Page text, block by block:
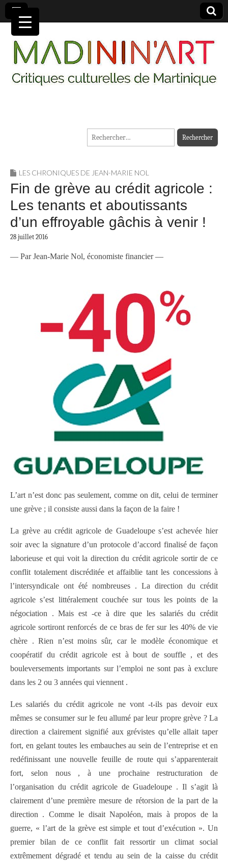
MADININ'ART
Rechercher :
LES CHRONIQUES DE JEAN-MARIE NOL
Fin de grève au crédit agricole :
Les tenants et aboutissants
d’un effroyable gâchis à venir !
28 juillet 2016
— Par Jean-Marie Nol, économiste financier —
L’art n’est donc pas seulement, comme on dit, celui de terminer
une grève ; il consiste aussi dans la façon de la faire !
La grève au crédit agricole de Guadeloupe s’est achevée hier
soir avec la signature d’un protocole d’accord finalisé de façon
laborieuse et qui voit la direction du crédit agricole sortir de ce
conflit totalement discréditée et affaiblie tant les concessions à
l’intersyndicale ont été nombreuses . La direction du crédit
agricole s’est littéralement couchée sur tous les points de la
négociation . Mais est -ce à dire que les salariés du crédit
agricole sortiront renforcés de ce bras de fer sur les 40% de vie
chère . Rien n’est moins sûr, car le modèle économique et
coopératif du crédit agricole est à bout de souffle , et des
bouleversements importants sur l’emploi ne sont pas à exclure
dans les 2 ou 3 années qui viennent .
Les salariés du crédit agricole ne vont -t-ils pas devoir eux
mêmes se consumer sur le feu allumé par leur propre grève ? La
direction a clairement signifié aux grévistes qu’elle allait taper
fort, en gelant toutes les embauches au sein de l’entreprise et en
redéfinissant une nouvelle feuille de route qui s’apparenterait
fort, selon nous , à une prochaine restructuration de
l’organisation du crédit agricole de Guadeloupe . Il s’agit là
clairement d’une première mesure de rétorsion de la part de la
direction . Comme le disait Napoléon, mais à propos de la
guerre, « l’art de la grève est simple et tout d’exécution ». Un
premier bilan de ce conflit fait ressortir un climat social
extrêmement dégradé et tendu au sein de la caisse du crédit